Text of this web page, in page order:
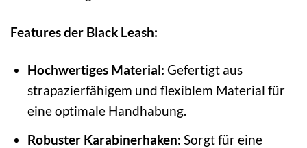
Features der Black Leash:
Hochwertiges Material: Gefertigt aus
strapazierfähigem und flexiblem Material für
eine optimale Handhabung.
Robuster Karabinerhaken: Sorgt für eine